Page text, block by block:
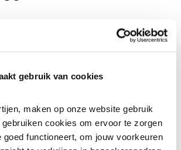
gebruik van cookies
maken op onze website gebruik
cookies om ervoor te zorgen
goed functioneert, om jouw voorkeuren
bepalen de partijen
voor de wijk worden
de wijk gemaakt, worden de
worden met realisatie.
bouwen van de wijk zal